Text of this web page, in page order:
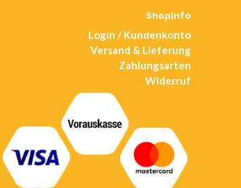
Shopinfo
Login / Kundenkonto
Versand & Lieferung
Zahlungsarten
Widerruf